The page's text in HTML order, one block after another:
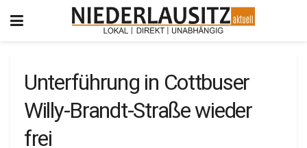
Unterführung in Cottbuser
Willy-Brandt-Straße wieder
frei